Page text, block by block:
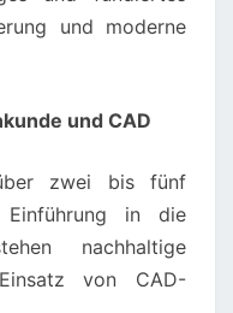
und moderne
und CAD
zwei bis fünf
in die
nachhaltige
von CAD-